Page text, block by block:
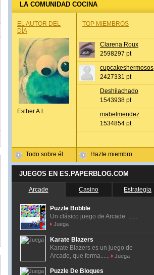
LA COMUNIDAD COCINA
EL AUTOR DEL
DÍA
Esther A.l.
Todo sobre él
TOP MIEMBROS
Clarena Roux
2598297 pt
cupcakeshermosos
2427331 pt
Deshilachado
1543938 pt
mabelmendez
1534854 pt
Hazte miembro
JUEGOS EN ES.PAPERBLOG.COM
Arcade Casino Estrategia
Puzzle Bobble
Un clásico juego de Arcade. ......
Juega
Karate Blazers
Karate Blazers es un juego de
Arcade, que forma......
Juega
Puzzle De Bloques